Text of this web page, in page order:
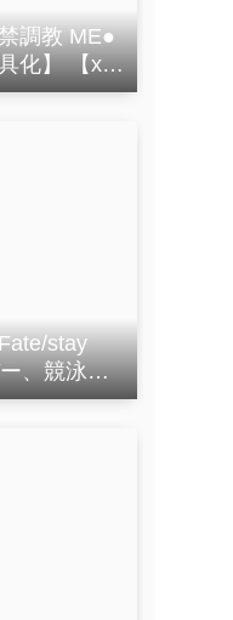
調教 ME●
化】 【xxx
stay
、競泳水
生成マ